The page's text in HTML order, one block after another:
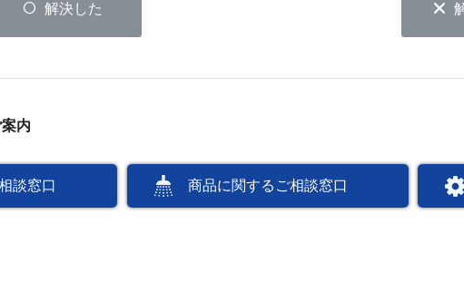
解決した
内
談窓口 商品に関するご相談窓口